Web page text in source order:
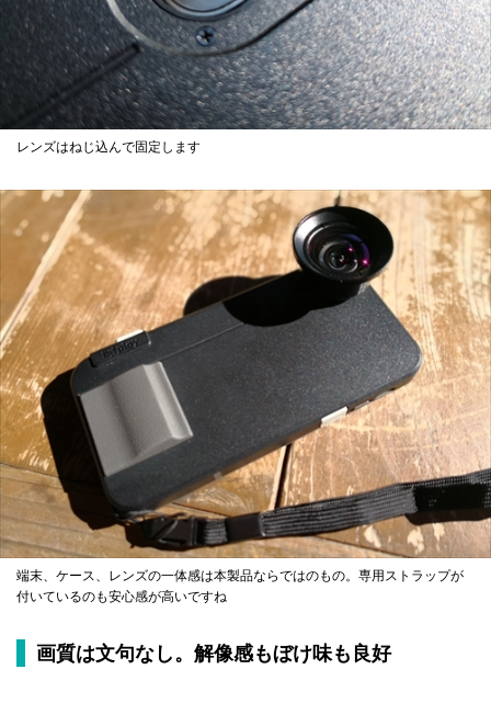
レンズはねじ込んで固定します
端末、ケース、レンズの一体感は本製品ならではのもの。専用ストラップが
付いているのも安心感が高いですね
画質は文句なし。解像感もぼけ味も良好